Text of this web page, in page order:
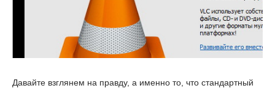
Давайте взглянем на правду, а именно то, что стандартный